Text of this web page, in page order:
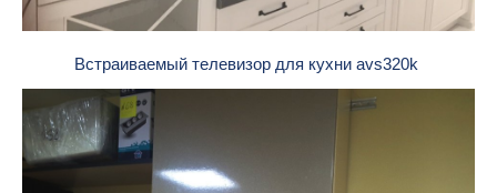
Встраиваемый телевизор для кухни avs320k